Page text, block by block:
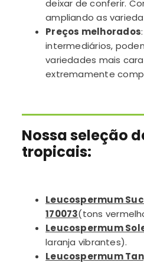
deixar de conferir.
ampliando as
Preços melhorados
intermediários,
variedades mais
extremamente
Nossa seleção
tropicais:
Leucospermum
170073(tons
Leucospermum
laranja vibrantes).
Leucospermum